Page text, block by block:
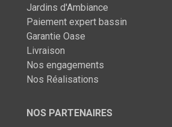
Jardins d'Ambiance
Paiement expert bassin
Garantie Oase
Livraison
Nos engagements
Nos Réalisations
NOS PARTENAIRES